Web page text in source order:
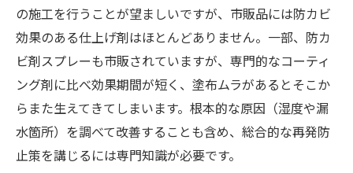
の施工を行うことが望ましいですが、市販品には防カビ
効果のある仕上げ剤はほとんどありません。一部、防カ
ビ剤スプレーも市販されていますが、専門的なコーティ
ング剤に比べ効果期間が短く、塗布ムラがあるとそこか
らまた生えてきてしまいます。根本的な原因（湿度や漏
水箇所）を調べて改善することも含め、総合的な再発防
止策を講じるには専門知識が必要です。